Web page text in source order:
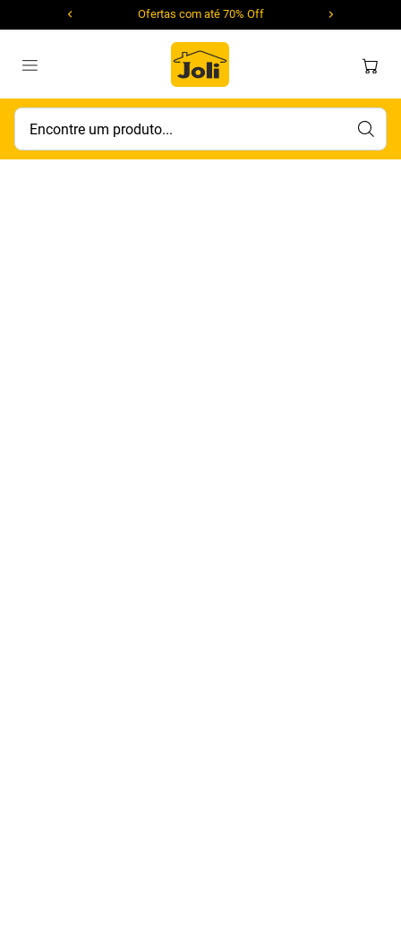
Ofertas com até 70% Off
Encontre um produto...